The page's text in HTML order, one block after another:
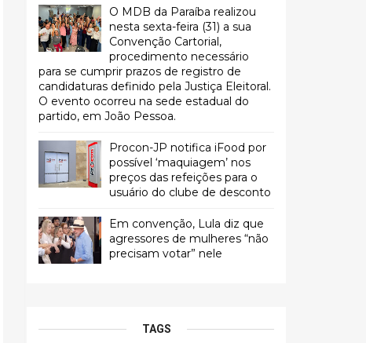
O MDB da Paraíba realizou
nesta sexta-feira (31) a sua
Convenção Cartorial,
procedimento necessário
para se cumprir prazos de registro de
candidaturas definido pela Justiça Eleitoral.
O evento ocorreu na sede estadual do
partido, em João Pessoa.
Procon-JP notifica iFood por
possível ‘maquiagem’ nos
preços das refeições para o
usuário do clube de desconto
Em convenção, Lula diz que
agressores de mulheres “não
precisam votar” nele
TAGS